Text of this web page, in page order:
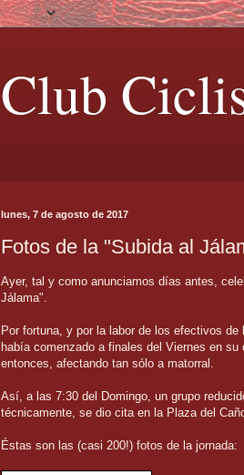
Club
lunes, 7 de agosto de 2017
Fotos de la "Subida al
Ayer, tal y como anunciamos días antes,
Jálama".
Por fortuna, y por la labor de los efectivos
había comenzado a finales del Viernes en
entonces, afectando tan sólo a matorral.
Así, a las 7:30 del Domingo, un grupo
técnicamente, se dio cita en la Plaza del
Éstas son las (casi 200!) fotos de la jornada: